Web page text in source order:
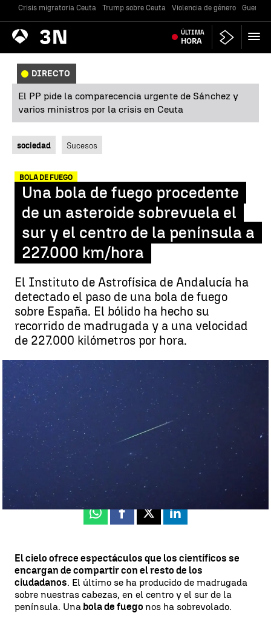
Crisis migratoria Ceuta Trump sobre Ceuta Violencia de género Guerra
Antena
3 Noticias ÚLTIMA
HORA
DIRECTO
El PP pide la comparecencia urgente de Sánchez y
varios ministros por la crisis en Ceuta
sociedad Sucesos
BOLA DE FUEGO
Una bola de fuego procedente
de un asteroide sobrevuela el
sur y el centro de la península a
227.000 km/hora
El Instituto de Astrofísica de Andalucía ha
detectado el paso de una bola de fuego
sobre España. El bólido ha hecho su
recorrido de madrugada y a una velocidad
de 227.000 kilómetros por hora.
Una bola de fuego procedente de un asteroide sobrevuela el sur y el
centro de la península a 227.000 km/hora |
Antena 3 Noticias
Actualizado:
17 de noviembre de 2020, 13:50
Publicado:
17 de noviembre de 2020, 10:07
Whatsapp
Facebook
X Linkedin
El cielo ofrece espectáculos que los científicos se
encargan de compartir con el resto de los
ciudadanos. El último se ha producido de madrugada
sobre nuestras cabezas, en el centro y el sur de la
península. Unabola de fuego nos ha sobrevolado.